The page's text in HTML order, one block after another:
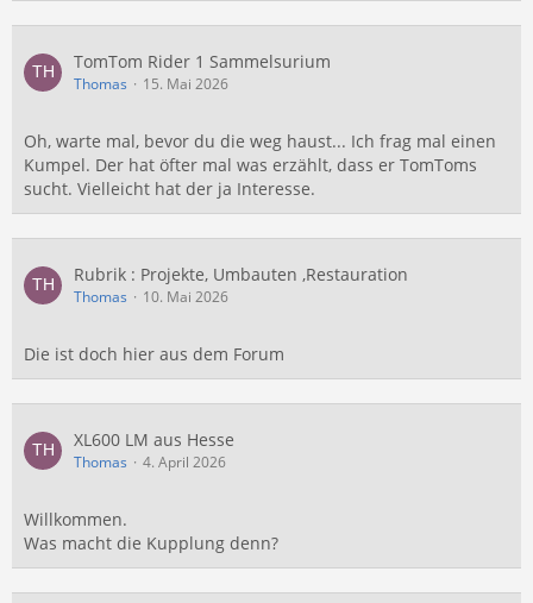
TomTom Rider 1 Sammelsurium
Thomas 15. Mai 2026
Oh, warte mal, bevor du die weg haust... Ich frag mal einen
Kumpel. Der hat öfter mal was erzählt, dass er TomToms
sucht. Vielleicht hat der ja Interesse.
Rubrik : Projekte, Umbauten ,Restauration
Thomas 10. Mai 2026
Die ist doch hier aus dem Forum
XL600 LM aus Hesse
Thomas 4. April 2026
Willkommen.
Was macht die Kupplung denn?